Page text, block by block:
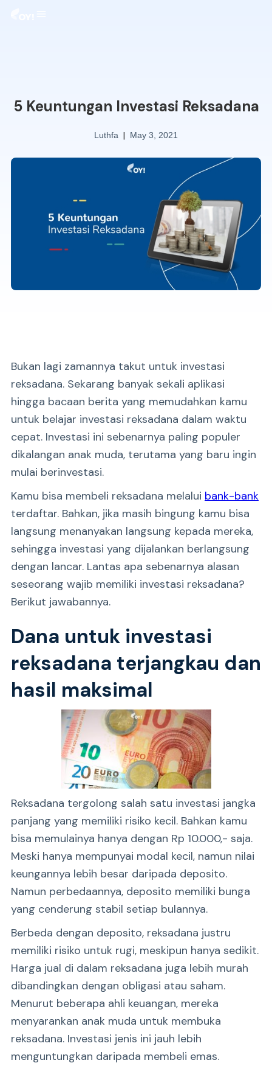
5 Keuntungan Investasi Reksadana
Luthfa | May 3, 2021
Bukan lagi zamannya takut untuk investasi
reksadana. Sekarang banyak sekali aplikasi
hingga bacaan berita yang memudahkan kamu
untuk belajar investasi reksadana dalam waktu
cepat. Investasi ini sebenarnya paling populer
dikalangan anak muda, terutama yang baru ingin
mulai berinvestasi.
Kamu bisa membeli reksadana melalui bank-bank
terdaftar. Bahkan, jika masih bingung kamu bisa
langsung menanyakan langsung kepada mereka,
sehingga investasi yang dijalankan berlangsung
dengan lancar. Lantas apa sebenarnya alasan
seseorang wajib memiliki investasi reksadana?
Berikut jawabannya.
Dana untuk investasi
reksadana terjangkau dan
hasil maksimal
Reksadana tergolong salah satu investasi jangka
panjang yang memiliki risiko kecil. Bahkan kamu
bisa memulainya hanya dengan Rp 10.000,- saja.
Meski hanya mempunyai modal kecil, namun nilai
keungannya lebih besar daripada deposito.
Namun perbedaannya, deposito memiliki bunga
yang cenderung stabil setiap bulannya.
Berbeda dengan deposito, reksadana justru
memiliki risiko untuk rugi, meskipun hanya sedikit.
Harga jual di dalam reksadana juga lebih murah
dibandingkan dengan obligasi atau saham.
Menurut beberapa ahli keuangan, mereka
menyarankan anak muda untuk membuka
reksadana. Investasi jenis ini jauh lebih
menguntungkan daripada membeli emas.